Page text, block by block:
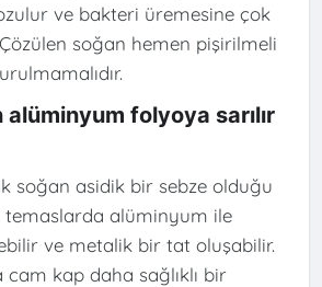
ve bakteri üremesine çok
soğan hemen pişirilmeli
alüminyum folyoya sarılır
soğan asidik bir sebze olduğu
temaslarda alüminyum ile
ve metalik bir tat oluşabilir.
kap daha sağlıklı bir